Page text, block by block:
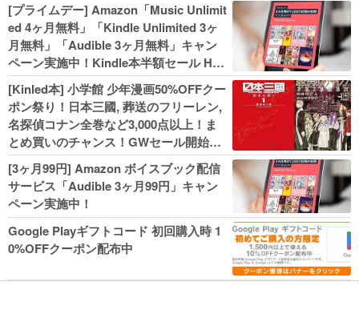
[プライムデー] Amazon「Music Unlimit
ed 4ヶ月無料」「Kindle Unlimited 3ヶ
月無料」「Audible 3ヶ月無料」キャン
ペーン実施中！Kindle本半額セール HU
NTER×HUNTERなど集英社、無職転生,
幼女戦記などKADOKAWA、キャプテン
翼100円セールも！
[Kinled本] 小学館 少年漫画50%OFFクー
ポン祭り！日本三國, 葬送のフリーレン,
名探偵コナン全巻など3,000点以上！ま
とめ買いのチャンス！GWセール開始！
人気コミック多数 カドカワ祭やIT関連本
がセールに！
[3ヶ月99円] Amazon ボイスブック配信
サービス「Audible 3ヶ月99円」キャン
ペーン実施中！
Google Playギフトコード 初回購入時 1
0%OFFクーポン配布中